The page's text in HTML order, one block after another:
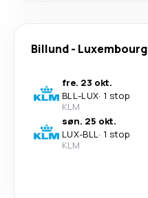
Billund- Luxembourg
fre. 23 okt.
BLL-LUX· 1 stop
KLM
søn. 25 okt.
LUX-BLL· 1 stop
KLM